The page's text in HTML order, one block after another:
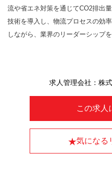
流や省エネ対策を通じてCO2排出
技術を導入し、物流プロセスの効
しながら、業界のリーダーシップ
この求人
気になる
求人管理会社：株